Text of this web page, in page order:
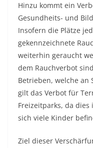
Hinzu kommt ein
Gesundheits- und
Insofern die Plätze
gekennzeichnete
weiterhin geraucht
dem Rauchverbot
Betrieben, welche an
gilt das Verbot für
Freizeitparks, da
sich viele Kinder
Ziel dieser